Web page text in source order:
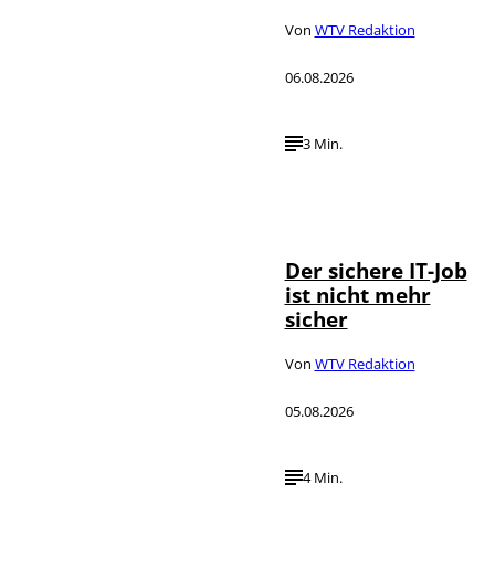
Von WTV Redaktion
06.08.2026
3 Min.
Der sichere IT-Job
ist nicht mehr
sicher
Von WTV Redaktion
05.08.2026
4 Min.